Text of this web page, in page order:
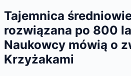
Tajemnica
rozwiązana po 800
Naukowcy mówią o
Krzyżakami